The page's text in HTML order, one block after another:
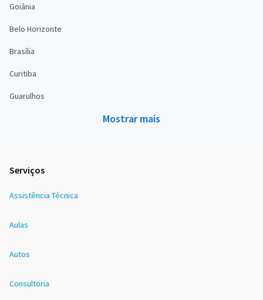
Goiânia
Belo Horizonte
Brasília
Curitiba
Guarulhos
Mostrar mais
Serviços
Assistência Técnica
Aulas
Autos
Consultoria